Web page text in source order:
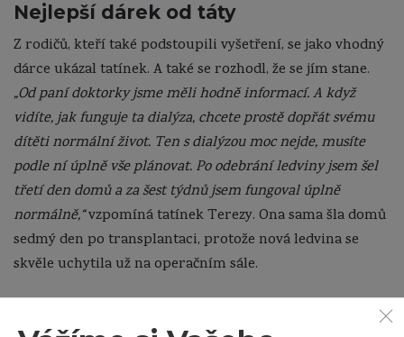
Nejlepší dárek od táty
Z rodičů, kteří také podstoupili vyšetření, se jako vhodný
dárce ukázal tatínek. A také se rozhodl, že se jím stane.
„Od paní doktorky jsme měli hodně informací. A když
vidíte, jak funguje ta dialýza, chcete prostě dopřát svému
dítěti normální život. Ten s dialýzou moc nejde, musíte
podle ní úplně vše plánovat. Po odebrání ledviny jsem šel
třetí den domů a za šest týdnů jsem fungoval úplně
normálně,“vzpomíná tatínek Terezy. Ona sama šla domů
sedmý den po transplantaci, protože nová ledvina se
skvěle uchytila už na operačním sále.